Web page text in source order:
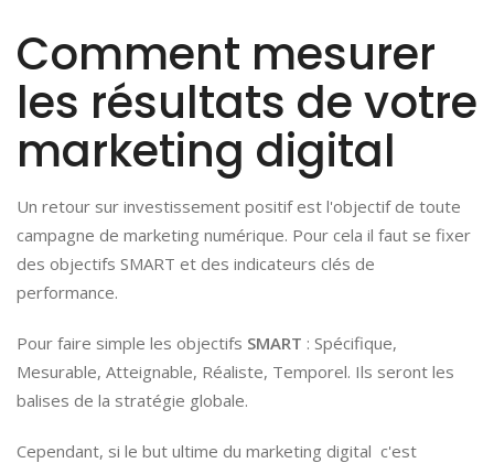
Comment mesurer
les résultats de votre
marketing digital
Un retour sur investissement positif est l'objectif de toute
campagne de marketing numérique. Pour cela il faut se fixer
des objectifs SMART et des indicateurs clés de
performance.
Pour faire simple les objectifs SMART : Spécifique,
Mesurable, Atteignable, Réaliste, Temporel. Ils seront les
balises de la stratégie globale.
Cependant, si le but ultime du marketing digital c'est